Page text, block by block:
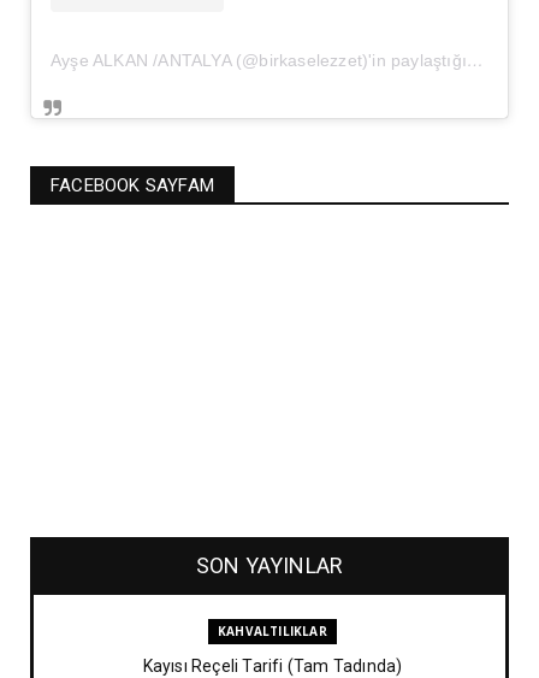
Ayşe ALKAN /ANTALYA (@birkaselezzet)'in paylaştığı bir gönderi
FACEBOOK SAYFAM
SON YAYINLAR
KAHVALTILIKLAR
Kayısı Reçeli Tarifi (Tam Tadında)